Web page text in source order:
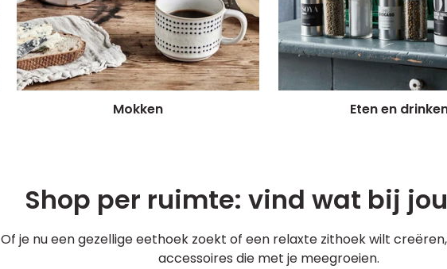
Mokken Eten en
Shop per ruimte: vind wat bij
Of je nu een gezellige eethoek zoekt of een relaxte zithoek wilt
accessoires die met je meegroeien.